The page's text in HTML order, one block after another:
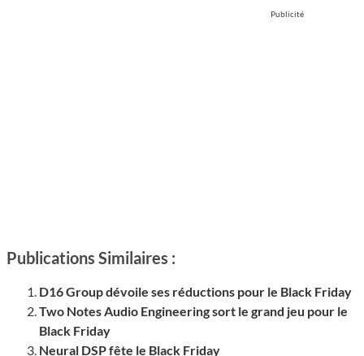
Publicité
Publications Similaires :
D16 Group dévoile ses réductions pour le Black Friday
Two Notes Audio Engineering sort le grand jeu pour le
Black Friday
Neural DSP fête le Black Friday